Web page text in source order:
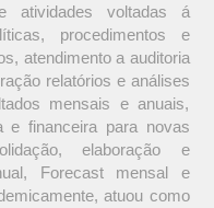
atividades voltadas á
procedimentos e
atendimento a auditoria
relatórios e análises
mensais e anuais,
e financeira para novas
elaboração e
Forecast mensal e
atuou como